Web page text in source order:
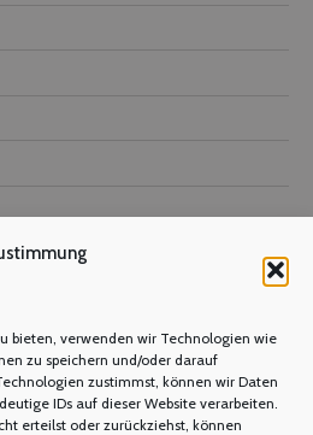
bieten, verwenden wir Technologien wie
zu speichern und/oder darauf
zustimmst, können wir Daten
IDs auf dieser Website verarbeiten.
erteilst oder zurückziehst, können